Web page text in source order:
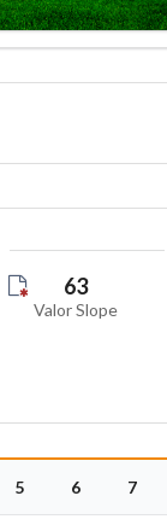
63
Valor Slope
5 6 7